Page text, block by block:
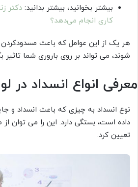
بیشتر بخوانید، بیشتر بدانید: دکتر
کاری انجام می‌دهد؟
هر یک از این عوامل که باعث
شوند، می تواند بر روی باروری شما تاثیر
معرفی انواع انسداد در
نوع انسداد به چیزی که باعث انسداد و
داده است، بستگی دارد. این را می توان
تعیین کرد.